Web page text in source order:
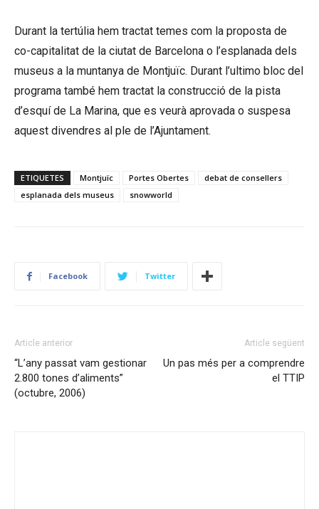
Durant la tertúlia hem tractat temes com la proposta de
co-capitalitat de la ciutat de Barcelona o l’esplanada dels
museus a la muntanya de Montjuïc. Durant l’ultimo bloc del
programa també hem tractat la construcció de la pista
d’esquí de La Marina, que es veurà aprovada o suspesa
aquest divendres al ple de l’Ajuntament.
ETIQUETES Montjuïc Portes Obertes
debat de consellers
esplanada dels museus
snowworld
Facebook Twitter
Article anterior
“L’any passat vam gestionar
2.800 tones d’aliments”
(octubre, 2006)
Article següent
Un pas més per a comprendre
el TTIP